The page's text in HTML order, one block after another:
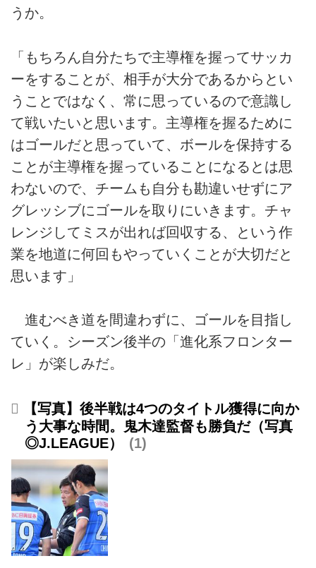
うか。
「もちろん自分たちで主導権を握ってサッカ
ーをすることが、相手が大分であるからとい
うことではなく、常に思っているので意識し
て戦いたいと思います。主導権を握るために
はゴールだと思っていて、ボールを保持する
ことが主導権を握っていることになるとは思
わないので、チームも自分も勘違いせずにア
グレッシブにゴールを取りにいきます。チャ
レンジしてミスが出れば回収する、という作
業を地道に何回もやっていくことが大切だと
思います」
進むべき道を間違わずに、ゴールを目指し
ていく。シーズン後半の「進化系フロンター
レ」が楽しみだ。
【写真】後半戦は4つのタイトル獲得に向か
う大事な時間。鬼木達監督も勝負だ（写真
◎J.LEAGUE）
1